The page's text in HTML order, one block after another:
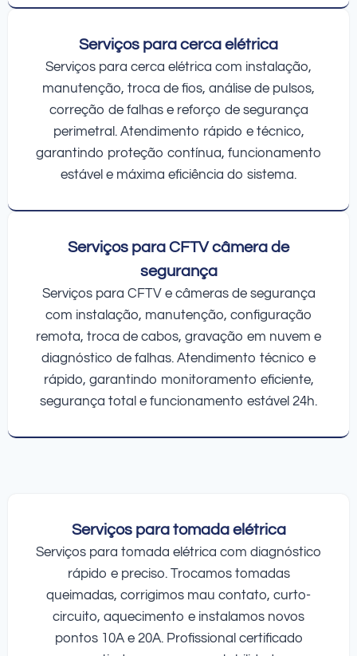
Serviços para cerca elétrica
Serviços para cerca elétrica com instalação,
manutenção, troca de fios, análise de pulsos,
correção de falhas e reforço de segurança
perimetral. Atendimento rápido e técnico,
garantindo proteção contínua, funcionamento
estável e máxima eficiência do sistema.
Serviços para CFTV câmera de
segurança
Serviços para CFTV e câmeras de segurança
com instalação, manutenção, configuração
remota, troca de cabos, gravação em nuvem e
diagnóstico de falhas. Atendimento técnico e
rápido, garantindo monitoramento eficiente,
segurança total e funcionamento estável 24h.
Serviços para tomada elétrica
Serviços para tomada elétrica com diagnóstico
rápido e preciso. Trocamos tomadas
queimadas, corrigimos mau contato, curto-
circuito, aquecimento e instalamos novos
pontos 10A e 20A. Profissional certificado